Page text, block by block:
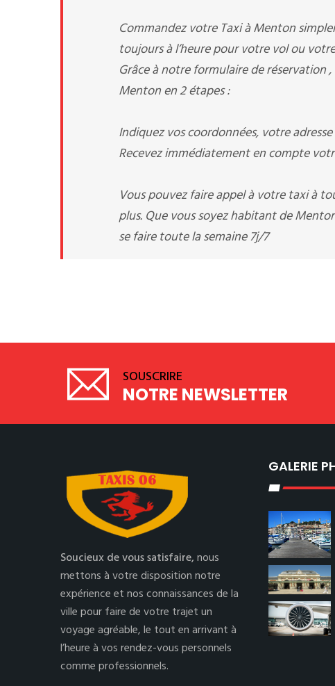
Commandez votre Taxi à Menton
toujours à l’heure pour votre vol ou
Grâce à notre formulaire de réservation
Menton en 2 étapes :
Indiquez vos coordonnées, votre
Recevez immédiatement en compte
Vous pouvez faire appel à votre taxi à
plus. Que vous soyez habitant de
se faire toute la semaine 7j/7
SOUSCRIRE
NOTRE NEWSLETTER
Soucieux de vous satisfaire,nous
mettons à votre disposition notre
expérience et nos connaissances de la
ville pour faire de votre trajet un
voyage agréable, le tout en arrivant à
l’heure à vos rendez-vous personnels
comme professionnels.
GALERIE